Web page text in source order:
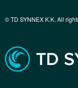
© TD SYNNEX K.K. All